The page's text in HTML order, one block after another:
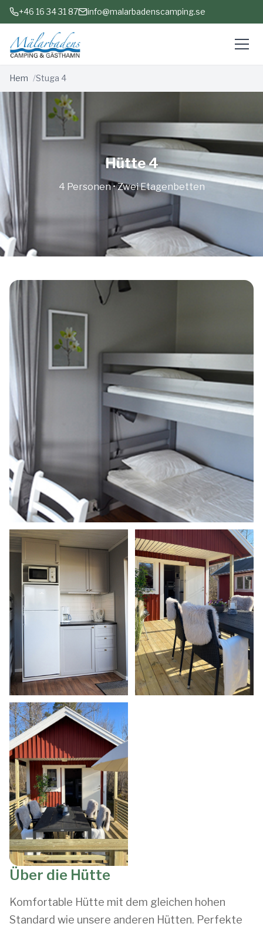
+46 16 34 31 87 info@malarbadenscamping.se
Hem Stuga 4
Hütte 4
4 Personen • Zwei Etagenbetten
Über die Hütte
Komfortable Hütte mit dem gleichen hohen
Standard wie unsere anderen Hütten. Perfekte